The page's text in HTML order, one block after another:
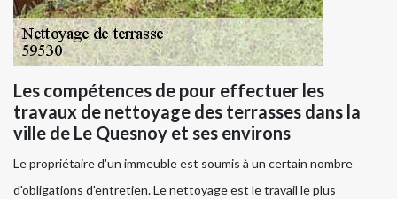
Les compétences de pour effectuer les
travaux de nettoyage des terrasses dans la
ville de Le Quesnoy et ses environs
Le propriétaire d'un immeuble est soumis à un certain nombre
d'obligations d'entretien. Le nettoyage est le travail le plus